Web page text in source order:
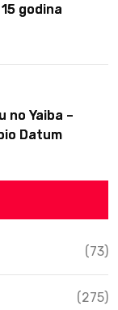
godina
no Yaiba –
Datum
(73)
(275)